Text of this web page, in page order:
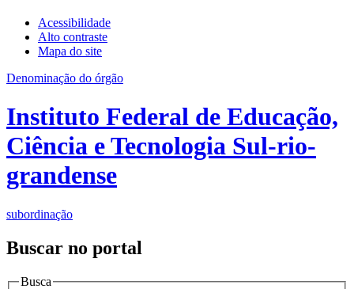
Acessibilidade
Alto contraste
Mapa do site
Denominação do órgão
Instituto Federal de Educação,
Ciência e Tecnologia Sul-rio-
grandense
subordinação
Buscar no portal
Busca